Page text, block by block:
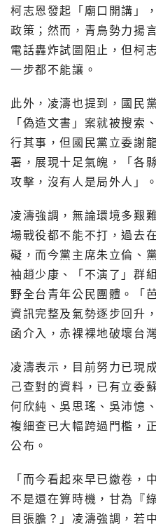
柯志恩發起「廟口開講」
政策；然而，青鳥勢力揚
電話轟炸試圖阻止，但柯
一步都不能讓。
此外，凌濤也提到，國民
「偽造文書」案就被搜索
行其事，但國民黨立委謝
署，展現十足氣魄，「各
攻擊，沒有人是局外人」。
凌濤強調，無論環境多艱
場戰役都不能不打，過去
礙，而今黨主席朱立倫、
袖趙少康、「不演了」群
野全台青年公民團體。「
資訊完整及氣勢逐步回升
函介入，赤裸裸地破壞台
凌濤表示，目前努力已現
己查對的資料，已有立委
何欣純、吳思瑤、吳沛憶
複細查已大幅跨過門檻，
公布。
「而今看起來早已繳卷，
不是還在算時機，甘為『
目張膽？」凌濤強調，若